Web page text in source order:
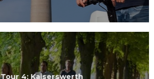
Tour 4: Kaiserswerth